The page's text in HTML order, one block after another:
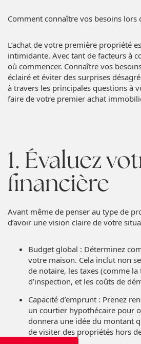
Comment connaître vos besoins lors
L’achat de votre première propriété
intimidante. Avec tant de facteurs à
où commencer. Connaître vos
éclairé et éviter des surprises
à travers les principales questions à
faire de votre premier achat
1. Évaluez
financière
Avant même de penser au type de
d’avoir une vision claire de votre
Budget global : Déterminez
votre maison. Cela inclut non
de notaire, les taxes (comme
d’inspection, et les coûts de
Capacité d’emprunt : Prenez
un courtier hypothécaire pour
donnera une idée du montant
de visiter des propriétés hors